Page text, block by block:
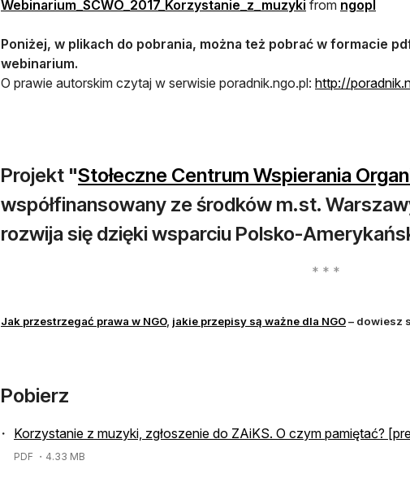
Webinarium_SCWO_2017_Korzystanie_z_muzyki otwiera się w
from ngopl
Poniżej, w plikach do pobrania, można też pobrać w formacie
webinarium.
O prawie autorskim czytaj w serwisie poradnik.ngo.pl: http://
Projekt "Stołeczne Centrum Wspierania
współfinansowany ze środków m.st.
rozwija się dzięki wsparciu Polsko-
Jak przestrzegać prawa w NGOotwiera się w nowej karcie
, jakie przepisy są ważne dla NGOotwiera się
– dowiesz
Pobierz
Korzystanie z muzyki, zgłoszenie do ZAiKS. O czym pamiętać?
PDF ・4.33 MB